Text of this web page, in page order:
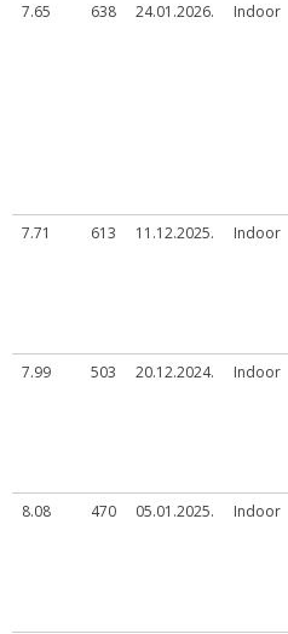
7.65
638 24.01.2026. Indoor
7.71
613 11.12.2025. Indoor
7.99
503 20.12.2024. Indoor
8.08
470 05.01.2025. Indoor